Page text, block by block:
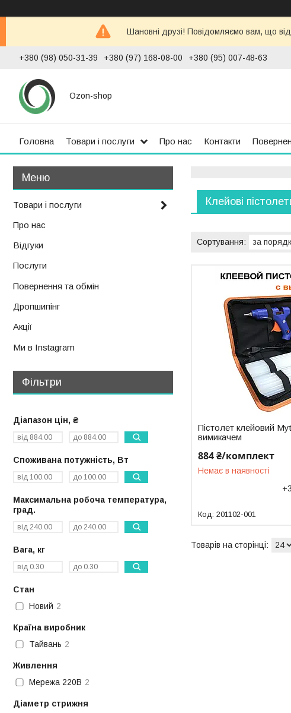
Шановні друзі! Повідомляємо вам, що
+380 (98) 050-31-39 +380 (97) 168-08-00 +380 (95) 007-48-63
Ozon-shop
Головна Товари і послуги Про нас Контакти
Клейові
Пістолет клейовий
вимикачем
884 ₴/комплект
Немає в наявності
201102-001
Товари і послуги
Про нас
Відгуки
Послуги
Повернення та обмін
Дропшипінг
Акції
Ми в Instagram
Фільтри
Діапазон цін, ₴
Споживана потужність, Вт
Максимальна робоча температура,
град.
Вага, кг
Стан
Новий 2
Країна виробник
Тайвань 2
Живлення
Мережа 220В 2
Діаметр стрижня